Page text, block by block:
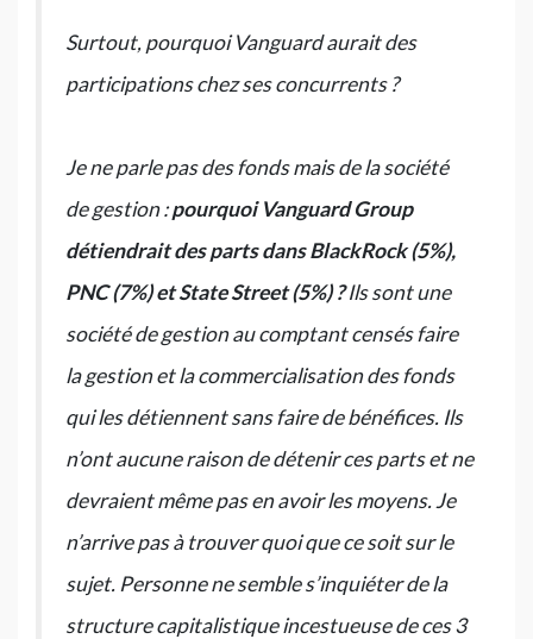
Surtout, pourquoi Vanguard aurait des
participations chez ses concurrents ?
Je ne parle pas des fonds mais de la société
de gestion :pourquoi Vanguard Group
détiendrait des parts dans BlackRock (5%),
PNC (7%) et State Street (5%) ?Ils sont une
société de gestion au comptant censés faire
la gestion et la commercialisation des fonds
qui les détiennent sans faire de bénéfices. Ils
n’ont aucune raison de détenir ces parts et ne
devraient même pas en avoir les moyens. Je
n’arrive pas à trouver quoi que ce soit sur le
sujet. Personne ne semble s’inquiéter de la
structure capitalistique incestueuse de ces 3